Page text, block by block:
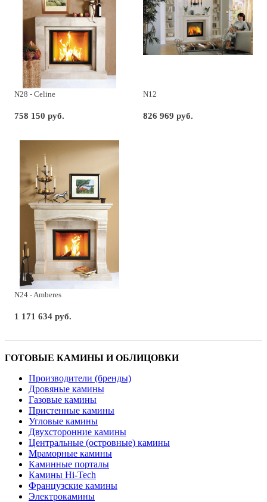
N28 - Celine
758 150 руб.
N12
826 969 руб.
N24 - Amberes
1 171 634 руб.
ГОТОВЫЕ КАМИНЫ И ОБЛИЦОВКИ
Производители (бренды)
Дровяные камины
Газовые камины
Пристенные камины
Угловые камины
Двухсторонние камины
Центральные (островные) камины
Мраморные камины
Каминные порталы
Камины Hi-Tech
Французские камины
Электрокамины